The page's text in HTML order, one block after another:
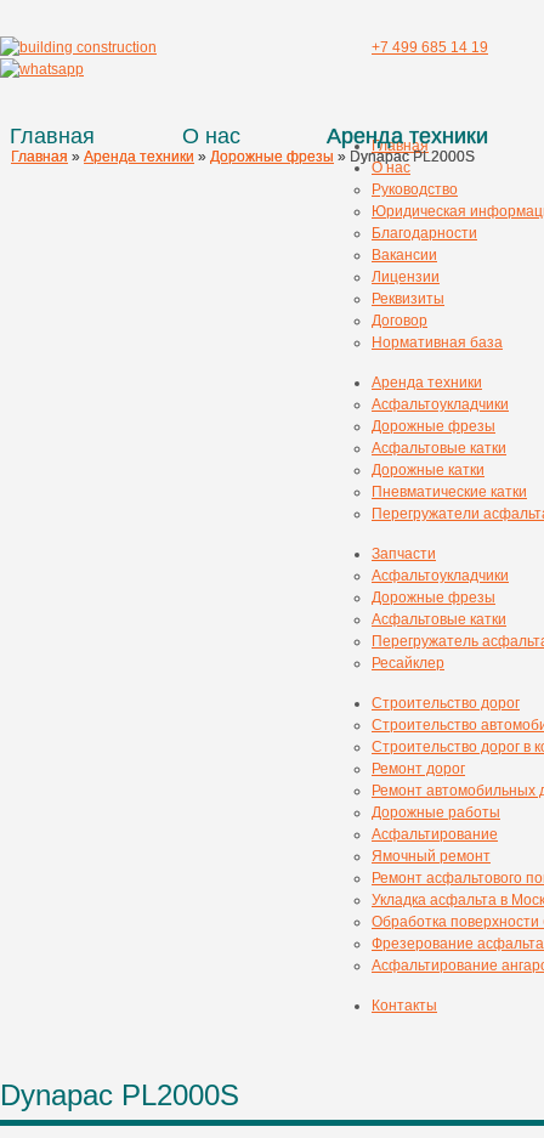
+7 499 685 14 19
Главная О нас Аренда техники
Главная
О нас
Руководство
Юридическая
Благодарности
Вакансии
Лицензии
Реквизиты
Договор
Нормативная база
Аренда техники
Асфальтоукладчики
Дорожные фрезы
Асфальтовые катки
Дорожные катки
Пневматические катки
Перегружатели
Запчасти
Асфальтоукладчики
Дорожные фрезы
Асфальтовые катки
Перегружатель
Ресайклер
Строительство дорог
Строительство
Строительство дорог в
Ремонт дорог
Ремонт автомобильных
Дорожные работы
Асфальтирование
Ямочный ремонт
Ремонт асфальтового
Укладка асфальта в
Обработка
Фрезерование асфальта
Асфальтирование
Контакты
Dynapac PL2000S
Главная » Аренда техники » Дорожные фрезы » Dynapac PL2000S
Главная » Аренда техники » Дорожные фрезы » Dynapac PL2000S